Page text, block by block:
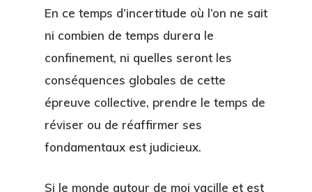
En ce temps d’incertitude où l’on ne sait
ni combien de temps durera le
confinement, ni quelles seront les
conséquences globales de cette
épreuve collective, prendre le temps de
réviser ou de réaffirmer ses
fondamentaux est judicieux.
Si le monde autour de moi vacille et est